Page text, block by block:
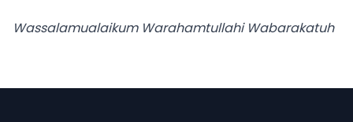
Wassalamualaikum Warahamtullahi Wabarakatuh